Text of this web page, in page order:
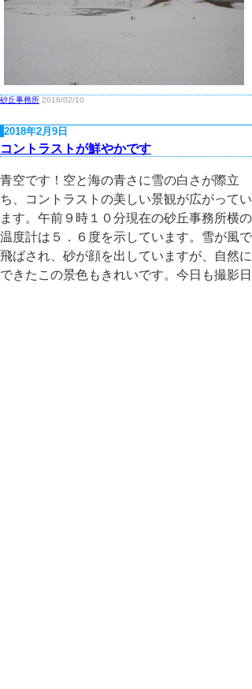
砂丘事務所 2018/02/10
2018年2月9日
コントラストが鮮やかです
青空です！空と海の青さに雪の白さが際立
ち、コントラストの美しい景観が広がってい
ます。午前９時１０分現在の砂丘事務所横の
温度計は５．６度を示しています。雪が風で
飛ばされ、砂が顔を出していますが、自然に
できたこの景色もきれいです。今日も撮影日